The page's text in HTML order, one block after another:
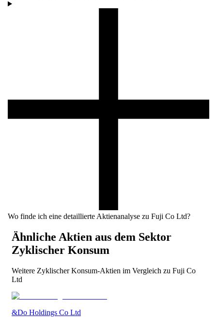
Wo finde ich eine detaillierte Aktienanalyse zu Fuji Co Ltd?
Ähnliche Aktien aus dem Sektor
Zyklischer Konsum
Weitere Zyklischer Konsum-Aktien im Vergleich zu Fuji Co
Ltd
&Do Holdings Co Ltd